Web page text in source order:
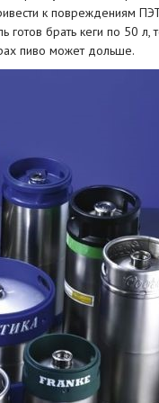
к повреждениям
готов брать кеги по 50 л,
пиво может дольше.